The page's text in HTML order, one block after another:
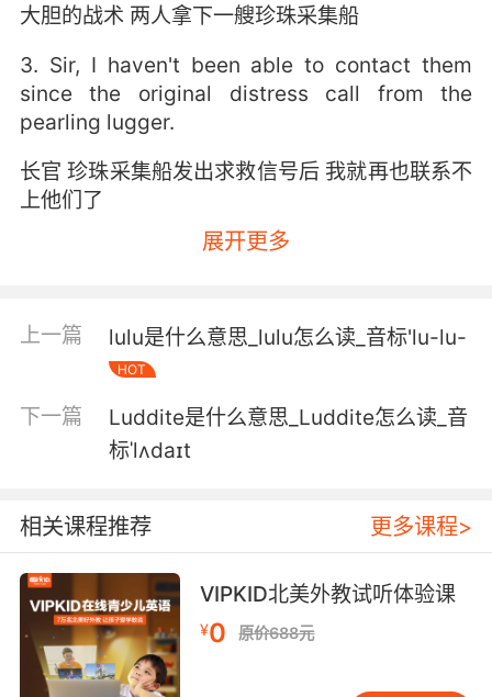
大胆的战术 两人拿下一艘珍珠采集船
3. Sir, I haven't been able to contact them
since the original distress call from the
pearling lugger.
长官 珍珠采集船发出求救信号后 我就再也联系不
上他们了
展开更多
上一篇 lulu是什么意思_lulu怎么读_音标'lu-lu-
HOT
下一篇
Luddite是什么意思_Luddite怎么读_音
标ˈlʌdaɪt
相关课程推荐 更多课程>
VIPKID北美外教试听体验课
¥0 原价688元